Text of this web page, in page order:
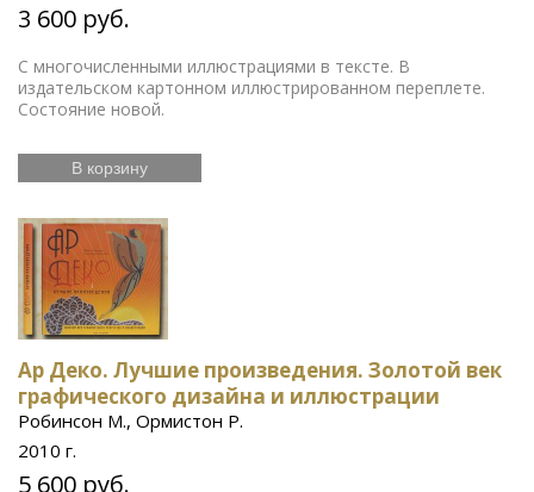
3 600 руб.
С многочисленными иллюстрациями в тексте. В
издательском картонном иллюстрированном переплете.
Состояние новой.
В корзину
Ар Деко. Лучшие произведения. Золотой век
графического дизайна и иллюстрации
Робинсон М., Ормистон Р.
2010 г.
5 600 руб.